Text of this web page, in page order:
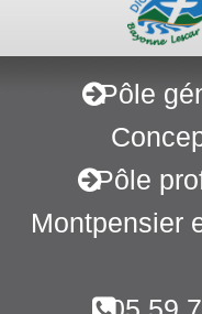
Pôle
Pôle
Montpensier